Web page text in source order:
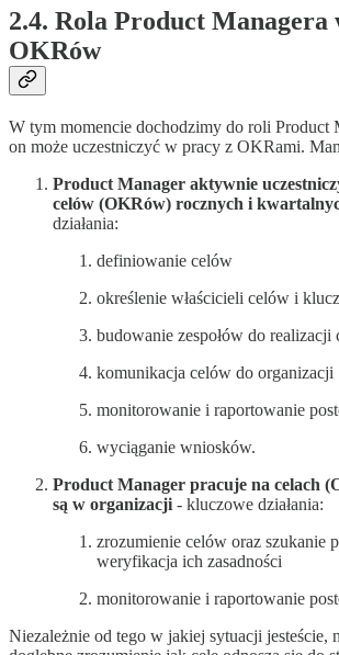
2.4. Rola Product Managera
OKRów
W tym momencie dochodzimy do roli Product
on może uczestniczyć w pracy z OKRami.
Product Manager aktywnie
celów (OKRów) rocznych i
działania:
definiowanie celów
określenie właścicieli celów i
budowanie zespołów do realizacji
komunikacja celów do organizacji
monitorowanie i raportowanie
wyciąganie wniosków.
Product Manager pracuje na celach
są w organizacji - kluczowe działania:
zrozumienie celów oraz szukanie
weryfikacja ich zasadności
monitorowanie i raportowanie
Niezależnie od tego w jakiej sytuacji jesteście,